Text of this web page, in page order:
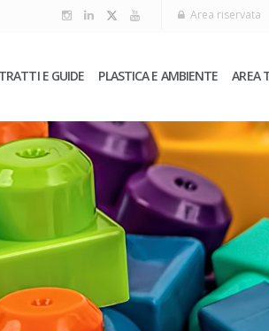
Area riservata
E GUIDE PLASTICA E AMBIENTE AREA